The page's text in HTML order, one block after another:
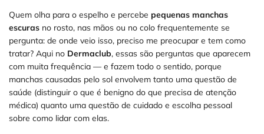
Quem olha para o espelho e percebe pequenas manchas
escuras no rosto, nas mãos ou no colo frequentemente se
pergunta: de onde veio isso, preciso me preocupar e tem como
tratar? Aqui no Dermaclub, essas são perguntas que aparecem
com muita frequência — e fazem todo o sentido, porque
manchas causadas pelo sol envolvem tanto uma questão de
saúde (distinguir o que é benigno do que precisa de atenção
médica) quanto uma questão de cuidado e escolha pessoal
sobre como lidar com elas.